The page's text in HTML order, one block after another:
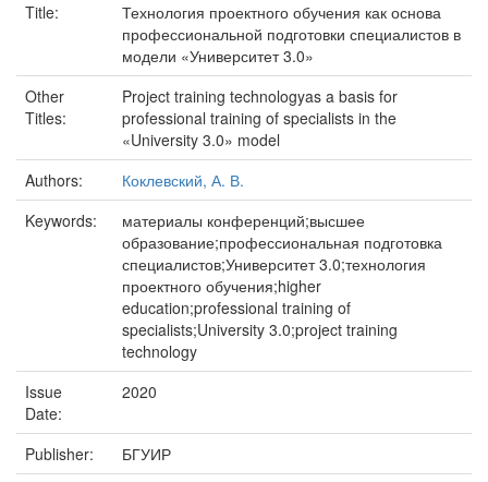
Title:
Технология проектного обучения как основа
профессиональной подготовки специалистов в
модели «Университет 3.0»
Other
Titles:
Project training technologyas a basis for
professional training of specialists in the
«University 3.0» model
Authors:
Коклевский, А. В.
Keywords:
материалы конференций;высшее
образование;профессиональная подготовка
специалистов;Университет 3.0;технология
проектного обучения;higher
education;professional training of
specialists;University 3.0;project training
technology
Issue
Date:
2020
Publisher:
БГУИР